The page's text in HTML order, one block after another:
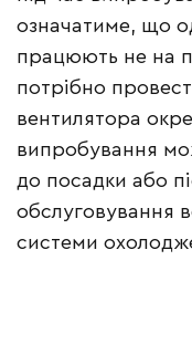
означатиме, що
працюють не на
потрібно
вентилятора
випробування
до посадки або
обслуговування
системи